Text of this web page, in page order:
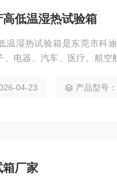
低温湿热试验箱
温湿热试验箱是东莞市科
、电器、汽车、医疗、航
04-23 产品型号：
箱厂家